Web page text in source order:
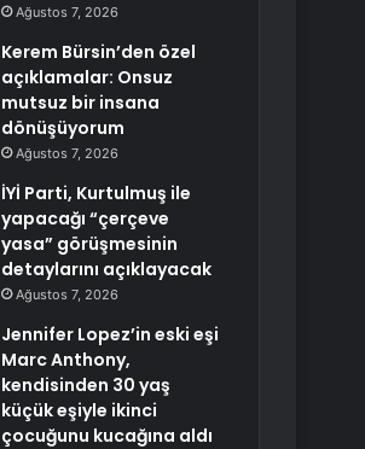
Ağustos 7, 2026
Kerem Bürsin’den özel
açıklamalar: Onsuz
mutsuz bir insana
dönüşüyorum
Ağustos 7, 2026
İYİ Parti, Kurtulmuş ile
yapacağı “çerçeve
yasa” görüşmesinin
detaylarını açıklayacak
Ağustos 7, 2026
Jennifer Lopez’in eski eşi
Marc Anthony,
kendisinden 30 yaş
küçük eşiyle ikinci
çocuğunu kucağına aldı